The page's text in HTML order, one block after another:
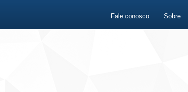
Fale conosco Sobre